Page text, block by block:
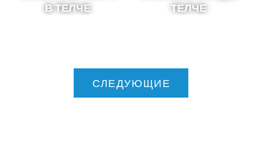
В ТЕЛЧЕ
ТЕЛЧЕ
СЛЕДУЮЩИЕ